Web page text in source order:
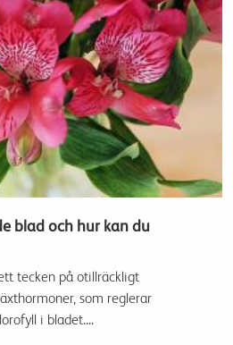
blad och hur kan du
tecken på otillräckligt
som reglerar
i bladet....